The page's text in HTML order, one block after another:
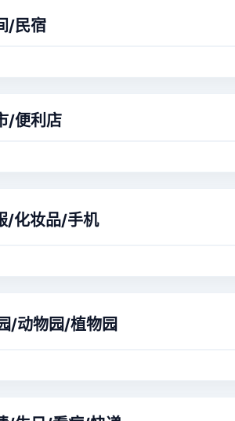
/民宿
/便利店
/化妆品/手机
/动物园/植物园